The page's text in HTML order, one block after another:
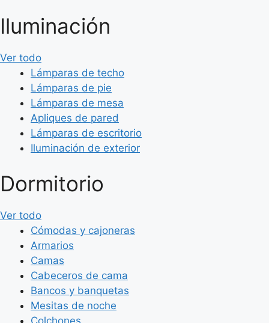
Iluminación
Ver todo
Lámparas de techo
Lámparas de pie
Lámparas de mesa
Apliques de pared
Lámparas de escritorio
Iluminación de exterior
Dormitorio
Ver todo
Cómodas y cajoneras
Armarios
Camas
Cabeceros de cama
Bancos y banquetas
Mesitas de noche